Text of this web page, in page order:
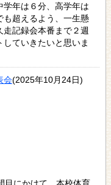
学年は６分、高学年は
も超えるよう、一生懸
記録会本番まで２週
ていきたいと思いま
会(2025年10月24日)